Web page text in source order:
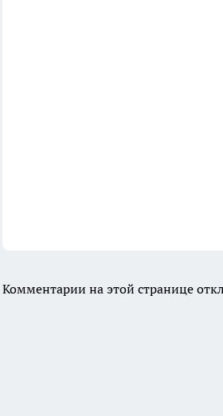
Комментарии на этой странице